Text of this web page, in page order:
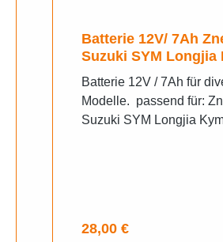
Batterie 12V/ 7Ah
Suzuki SYM Longjia
Benzhou Baotian
Batterie 12V / 7Ah für
Modelle. passend für: Znen
Suzuki SYM Longjia
Regulärer Preis:
28,00 €